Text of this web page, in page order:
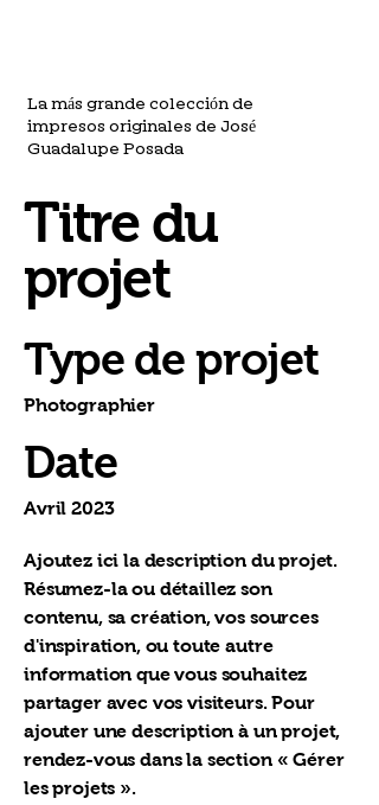
La más grande colección de
impresos originales de José
Guadalupe Posada
Titre du
projet
Type de projet
Photographier
Date
Avril 2023
Ajoutez ici la description du projet.
Résumez-la ou détaillez son
contenu, sa création, vos sources
d'inspiration, ou toute autre
information que vous souhaitez
partager avec vos visiteurs. Pour
ajouter une description à un projet,
rendez-vous dans la section « Gérer
les projets ».